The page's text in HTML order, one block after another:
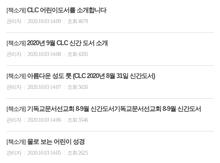
[책소개] CLC 어린이도서를 소개합니다
관리자 2020.10.03 14:09 조회 4679
[책소개] 2020년 9월 CLC 신간 도서 소개
관리자 2020.10.03 14:08 조회 4205
[책소개] 아름다운 성도 룻 (CLC 2020년 8월 31일 신간도서)
관리자 2020.10.03 14:07 조회 5026
[책소개] 기독교문서선교회 8-9월 신간도서기독교문서선교회 8-9월 신간도서
관리자 2020.10.03 14:06 조회 3546
[책소개] 물로 보는 어린이 성경
관리자 2020.10.03 14:05 조회 2625